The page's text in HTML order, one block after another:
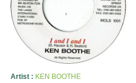
Artist : KEN BOOTHE